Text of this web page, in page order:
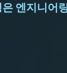
엔지니어